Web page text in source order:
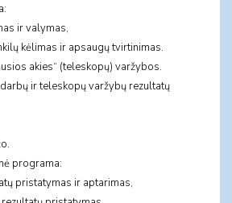
ir valymas,
kėlimas ir apsaugų tvirtinimas.
akies“ (teleskopų) varžybos.
ir teleskopų varžybų rezultatų
programa:
pristatymas ir aptarimas,